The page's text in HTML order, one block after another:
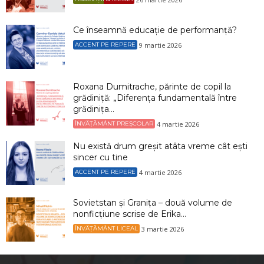
Ce înseamnă educație de performanță?
ACCENT PE REPERE 9 martie 2026
Roxana Dumitrache, părinte de copil la
grădiniță: „Diferența fundamentală între
grădinița...
ÎNVĂȚĂMÂNT PREȘCOLAR 4 martie 2026
Nu există drum greșit atâta vreme cât ești
sincer cu tine
ACCENT PE REPERE 4 martie 2026
Sovietstan și Granița – două volume de
nonficțiune scrise de Erika...
ÎNVĂȚĂMÂNT LICEAL 3 martie 2026